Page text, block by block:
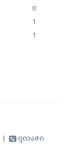
0
1
1
| ดูดวงสด